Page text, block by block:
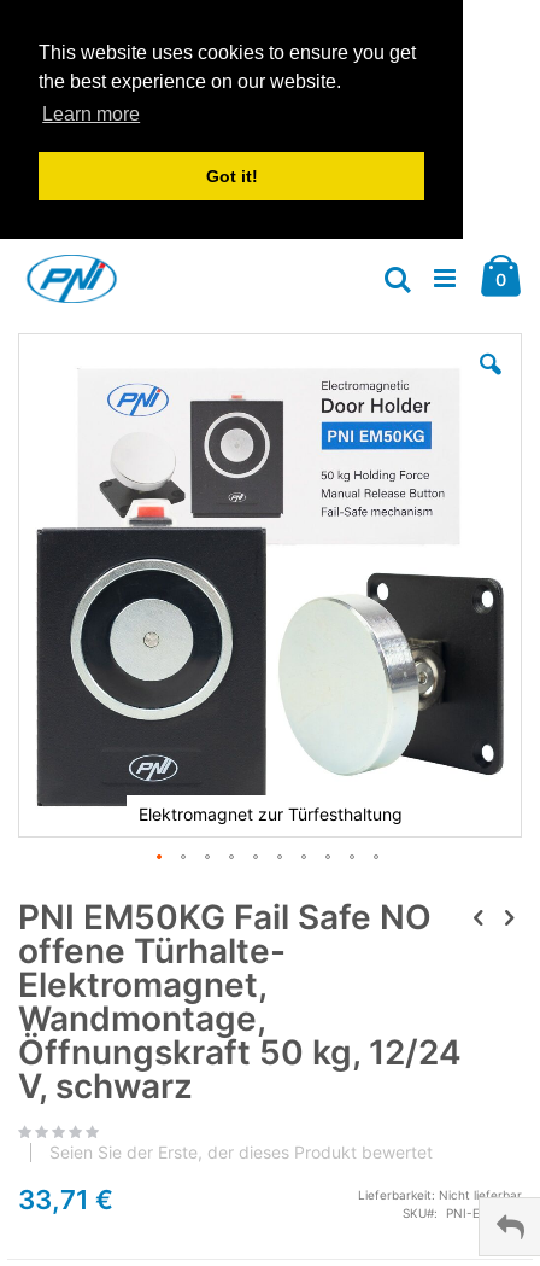
This website uses cookies to ensure you get
the best experience on our website.
Learn more
Got it!
Inhalt
springen
0
Suche
Elektromagnet zur Türfesthaltung
PNI EM50KG Fail Safe NO
offene Türhalte-
Elektromagnet,
Wandmontage,
Öffnungskraft 50 kg, 12/24
V, schwarz
Seien Sie der Erste, der dieses Produkt bewertet
33,71 € Lieferbarkeit: Nicht lieferbar
SKU
PNI-EM50KG